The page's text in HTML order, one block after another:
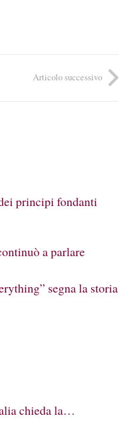
Articolo successivo
principi fondanti
a parlare
segna la storia
chieda la…